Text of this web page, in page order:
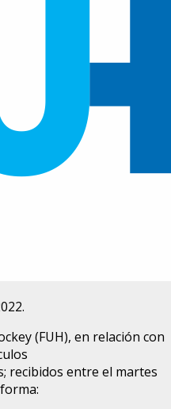
(FUH), en relación con
recibidos entre el martes